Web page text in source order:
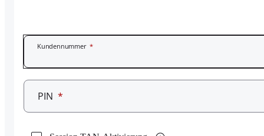
Kundennummer *
PIN *